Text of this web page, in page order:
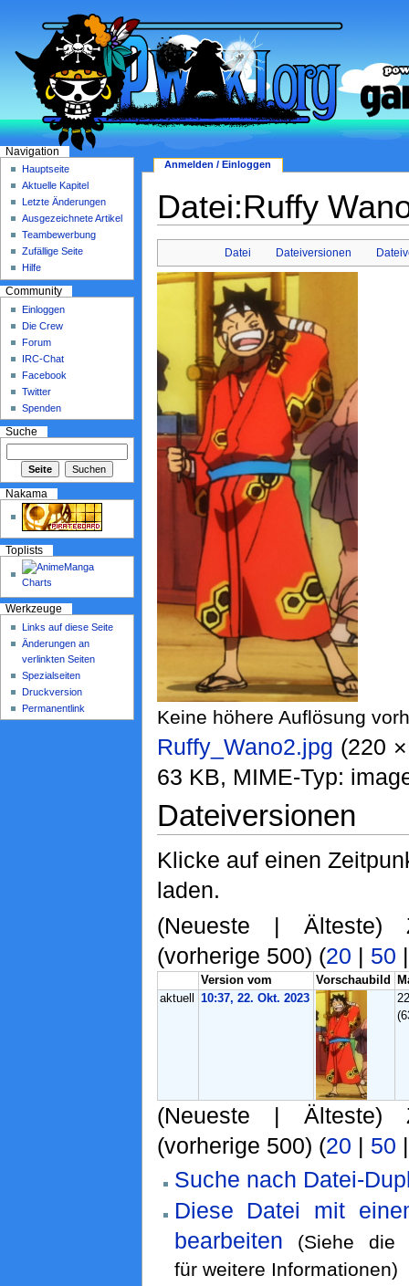
Datei:Ruffy
Datei Dateiversionen
Keine höhere Auflösung
Ruffy_Wano2.jpg
(220
63 KB, MIME-Typ:
Dateiversionen
Klicke auf einen
laden.
(Neueste | Älteste)
(vorherige 500) (20 | 50
Version vom Vorschaubild
aktuell
10:37, 22. Okt. 2023
(Neueste | Älteste)
(vorherige 500) (20 | 50
Suche nach Datei-
Diese Datei mit
bearbeiten
(Siehe die
für weitere Informationen)
Anmelden / Einloggen
Navigation
Hauptseite
Aktuelle Kapitel
Letzte Änderungen
Ausgezeichnete Artikel
Teambewerbung
Zufällige Seite
Hilfe
Community
Einloggen
Die Crew
Forum
IRC-Chat
Facebook
Twitter
Spenden
Suche
Nakama
Toplists
Werkzeuge
Links auf diese Seite
Änderungen an
verlinkten Seiten
Spezialseiten
Druckversion
Permanentlink